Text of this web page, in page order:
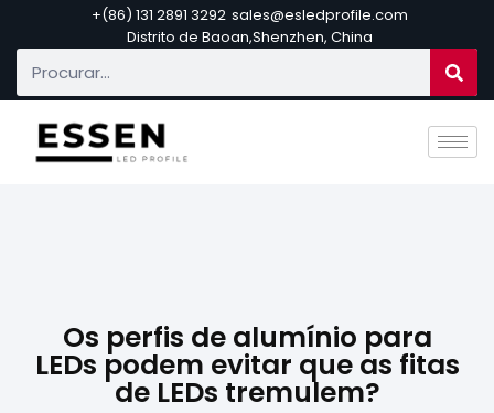
+(86) 131 2891 3292 sales@esledprofile.com
Distrito de Baoan,Shenzhen, China
Os perfis de alumínio para
LEDs podem evitar que as fitas
de LEDs tremulem?